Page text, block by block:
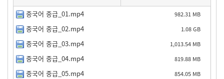
중국어 중급_01.mp4
982.31 MB
중국어 중급_02.mp4 1.08 GB
중국어 중급_03.mp4 1,013.54 MB
중국어 중급_04.mp4 819.88 MB
중국어 중급_05.mp4 854.05 MB